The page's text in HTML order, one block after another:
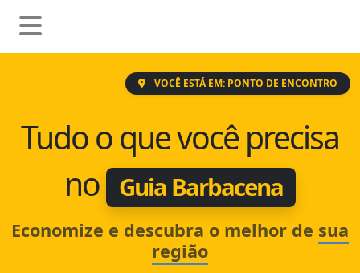
VOCÊ ESTÁ EM: PONTO DE ENCONTRO
Tudo o que você precisa
no
Guia Barbacena
Economize e descubra o melhor de sua
região